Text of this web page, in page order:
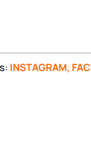
INSTAGRAM,